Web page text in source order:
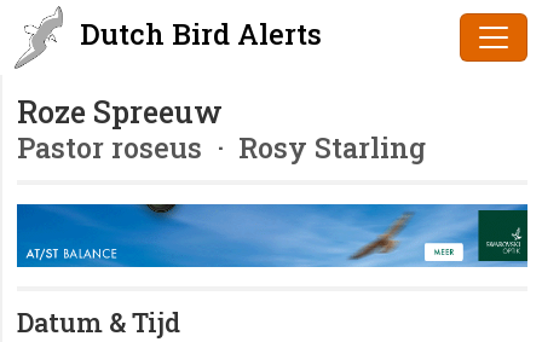
Dutch Bird Alerts
Roze Spreeuw
Pastor roseus · Rosy Starling
Datum & Tijd